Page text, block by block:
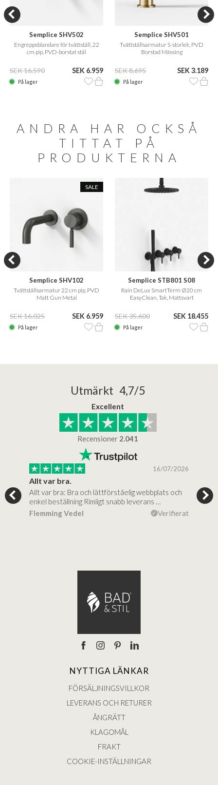
Semplice SHV502
Engreppsblandare för tvättställ, 22
cm pip, PVD-borstat stål
SEK 16.590 SEK 6.959
På lager
Semplice SHV501
Tvättställsarmatur S-storlek, PVD
Borstad Mässing
SEK 8.695 SEK 3.189
På lager
ANDRA HAR OCKSÅ
TITTAT PÅ
PRODUKTERNA
SALE
Semplice SHV102
Tvättställsarmatur 22 cm pip, PVD
Matt Gun Metal
SEK 16.025 SEK 6.959
På lager
Semplice STB801 S08
Rain DeLux SmartTerm Ø20 cm
EasyClean, Tak, Mattsvart
SEK 35.600 SEK 18.455
På lager
Utmärkt 4,7/5
Excellent
Recensioner 2.041
16/07/2026
Allt var bra.
Allt var bra: Bra och lättförståelig webbplats och
enkel beställning Rimligt snabb leverans …
Flemming Vedel
Verifierat
Jag
NYTTIGA LÄNKAR
FÖRSÄLJNINGSVILLKOR
LEVERANS OCH RETURER
ÅNGRÄTT
KLAGOMÅL
FRAKT
COOKIE-INSTÄLLNINGAR